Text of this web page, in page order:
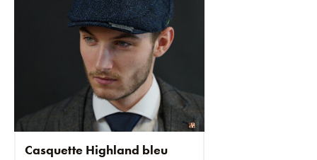
Casquette Highland bleu